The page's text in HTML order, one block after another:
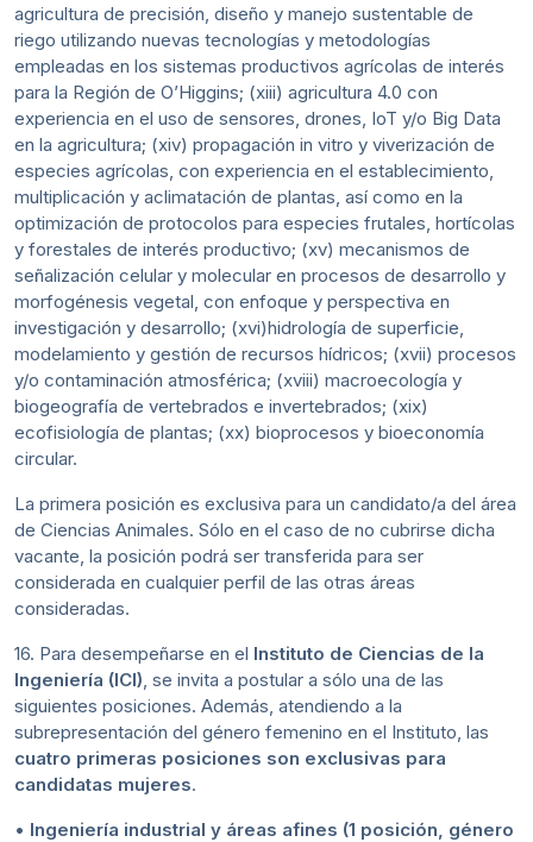
agricultura de precisión, diseño y manejo sustentable de
riego utilizando nuevas tecnologías y metodologías
empleadas en los sistemas productivos agrícolas de interés
para la Región de O’Higgins; (xiii) agricultura 4.0 con
experiencia en el uso de sensores, drones, IoT y/o Big Data
en la agricultura; (xiv) propagación in vitro y viverización de
especies agrícolas, con experiencia en el establecimiento,
multiplicación y aclimatación de plantas, así como en la
optimización de protocolos para especies frutales, hortícolas
y forestales de interés productivo; (xv) mecanismos de
señalización celular y molecular en procesos de desarrollo y
morfogénesis vegetal, con enfoque y perspectiva en
investigación y desarrollo; (xvi)hidrología de superficie,
modelamiento y gestión de recursos hídricos; (xvii) procesos
y/o contaminación atmosférica; (xviii) macroecología y
biogeografía de vertebrados e invertebrados; (xix)
ecofisiología de plantas; (xx) bioprocesos y bioeconomía
circular.
La primera posición es exclusiva para un candidato/a del área
de Ciencias Animales. Sólo en el caso de no cubrirse dicha
vacante, la posición podrá ser transferida para ser
considerada en cualquier perfil de las otras áreas
consideradas.
16. Para desempeñarse en el Instituto de Ciencias de la
Ingeniería (ICI) , se invita a postular a sólo una de las
siguientes posiciones. Además, atendiendo a la
subrepresentación del género femenino en el Instituto, las
cuatro primeras posiciones son exclusivas para
candidatas mujeres.
• Ingeniería industrial y áreas afines (1 posición, género